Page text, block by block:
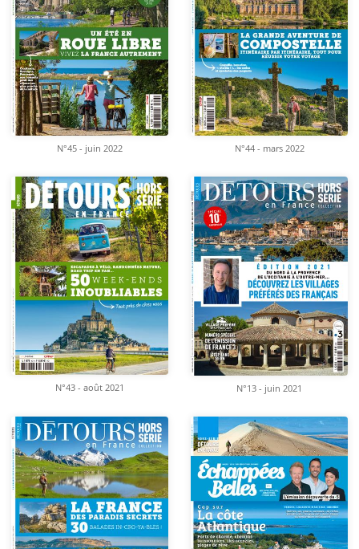
N°45 - juin 2022 N°44 - mars 2022
N°43 - août 2021 N°13 - juin 2021